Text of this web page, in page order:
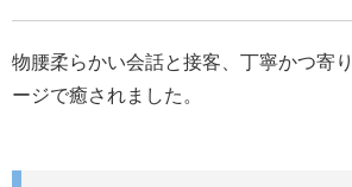
物腰柔らかい会話と接客、丁寧かつ寄
ージで癒されました。